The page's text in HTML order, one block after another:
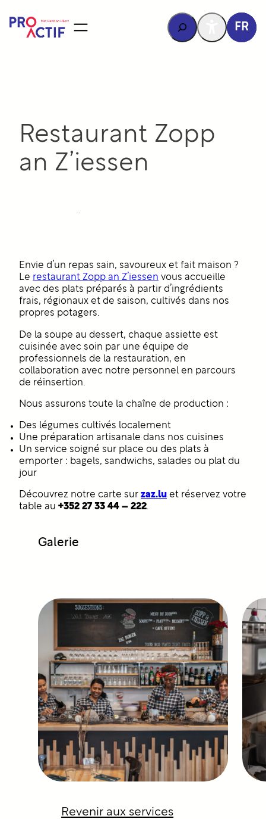
Rechercher
FR
Restaurant Zopp
an Z’iessen
Envie d’un repas sain, savoureux et fait maison ?
Le restaurant Zopp an Z’iessen vous accueille
avec des plats préparés à partir d’ingrédients
frais, régionaux et de saison, cultivés dans nos
propres potagers.
De la soupe au dessert, chaque assiette est
cuisinée avec soin par une équipe de
professionnels de la restauration, en
collaboration avec notre personnel en parcours
de réinsertion.
Nous assurons toute la chaîne de production :
Des légumes cultivés localement
Une préparation artisanale dans nos cuisines
Un service soigné sur place ou des plats à
emporter : bagels, sandwichs, salades ou plat du
jour
Découvrez notre carte sur zaz.lu et réservez votre
table au +352 27 33 44 – 222.
Galerie
Revenir aux services